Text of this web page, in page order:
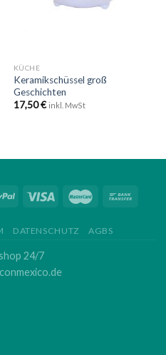
KÜCHE
Keramikschüssel groß
Geschichten
17,50€ inkl. MwSt
DATENSCHUTZ AGBS
24/7